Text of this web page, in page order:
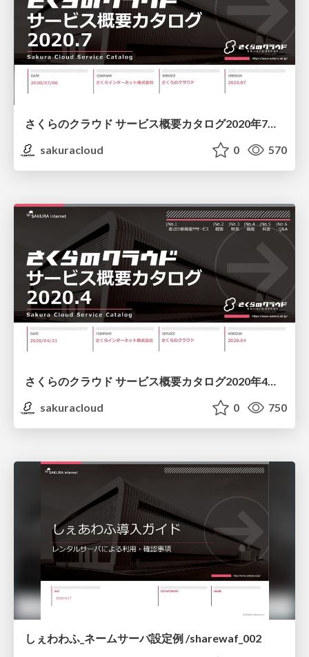
さくらのクラウド サービス概要カタログ2020年7月号/sakura-cloud-servicecatalog-202007
sakuracloud
0 570
sakuracloud
0 750
しぇわわふ_ネームサーバ設定例 /sharewaf_002